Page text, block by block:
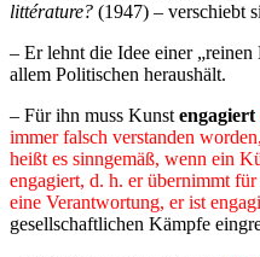
littérature? (1947) – verschiebt
– Er lehnt die Idee einer
allem Politischen heraushält.
– Für ihn muss Kunst engagiert
immer falsch verstanden
heißt es sinngemäß, wenn ein
engagiert, d. h. er übernimmt
eine Verantwortung, er ist
gesellschaftlichen Kämpfe